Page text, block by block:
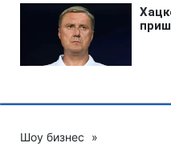
Шоу бизнес »